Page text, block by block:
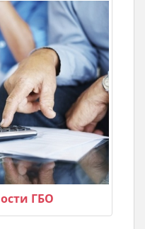
ГБО